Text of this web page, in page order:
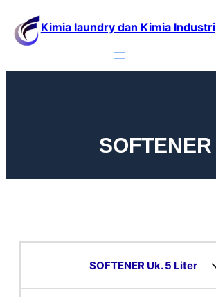
Kimia laundry dan Kimia Industri
SOFTENER
SOFTENER Uk. 5 Liter